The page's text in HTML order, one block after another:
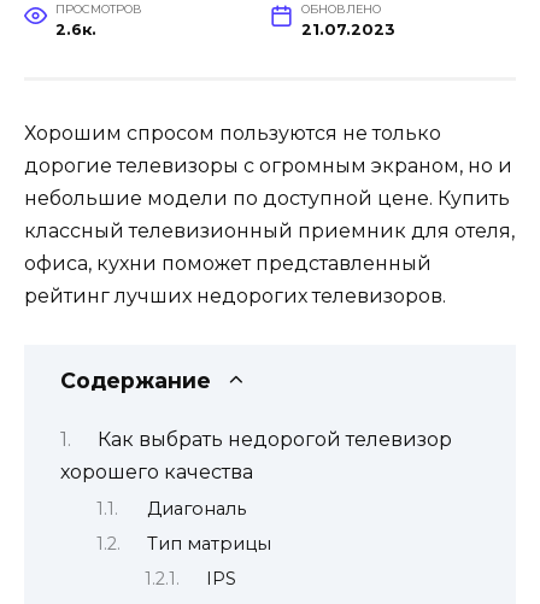
ПРОСМОТРОВ
2.6к.
ОБНОВЛЕНО
21.07.2023
Хорошим спросом пользуются не только
дорогие телевизоры с огромным экраном, но и
небольшие модели по доступной цене. Купить
классный телевизионный приемник для отеля,
офиса, кухни поможет представленный
рейтинг лучших недорогих телевизоров.
Содержание
Как выбрать недорогой телевизор
хорошего качества
Диагональ
Тип матрицы
IPS